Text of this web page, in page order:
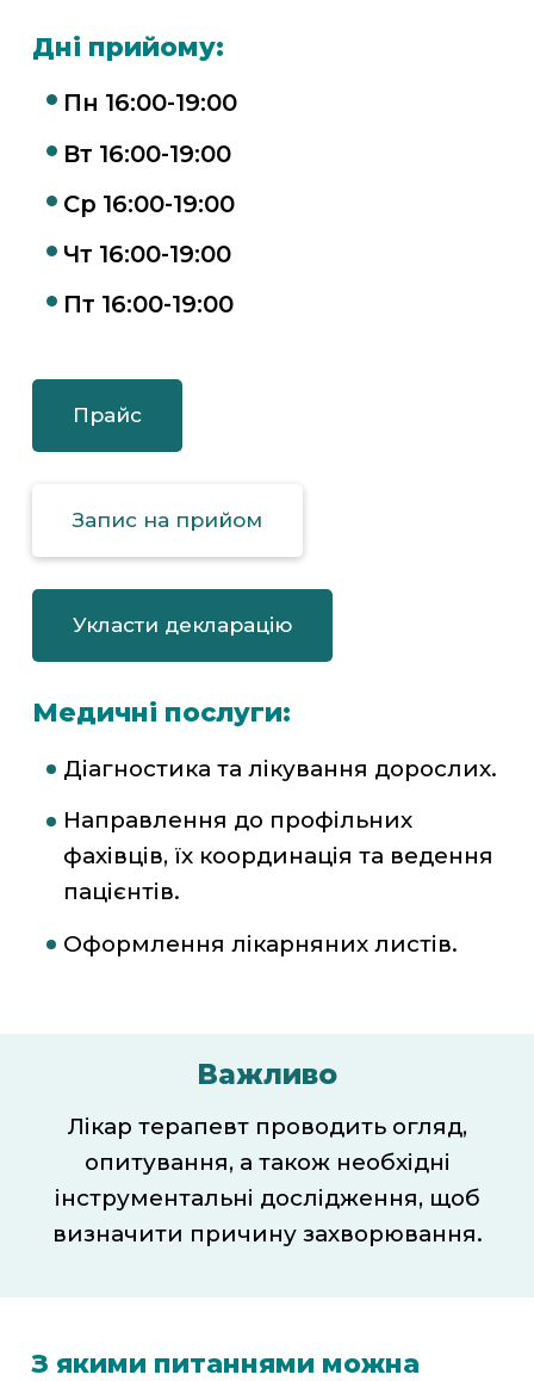
Дні прийому:
Пн 16:00-19:00
Вт 16:00-19:00
Ср 16:00-19:00
Чт 16:00-19:00
Пт 16:00-19:00
Прайс
Запис на прийом
Укласти декларацію
Медичні послуги:
Діагностика та лікування дорослих.
Направлення до профільних
фахівців, їх координація та ведення
пацієнтів.
Оформлення лікарняних листів.
Важливо
Лікар терапевт проводить огляд,
опитування, а також необхідні
інструментальні дослідження, щоб
визначити причину захворювання.
З якими питаннями можна